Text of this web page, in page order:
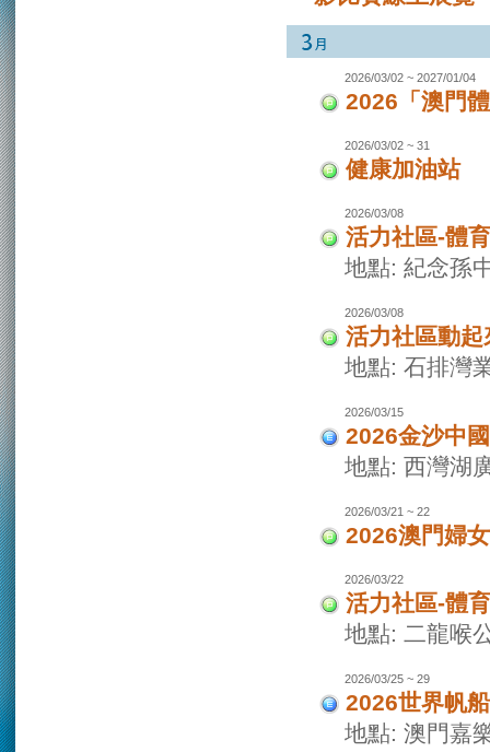
2026/03/02 ~ 2027/01/04
2026「澳門
2026/03/02 ~ 31
健康加油站
2026/03/08
活力社區-體
地點: 紀念孫
2026/03/08
活力社區動
地點: 石排灣
2026/03/15
2026金沙中
地點: 西灣湖
2026/03/21 ~ 22
2026澳門婦
2026/03/22
活力社區-體
地點: 二龍喉
2026/03/25 ~ 29
2026世界帆
地點: 澳門嘉